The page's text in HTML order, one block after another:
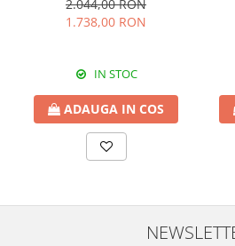
cm
2.044,00 RON
1.738,00 RON
IN STOC
ADAUGA IN COS